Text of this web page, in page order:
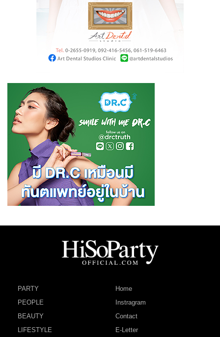
PARTY
PEOPLE
BEAUTY
LIFESTYLE
Home
Instragram
Contact
E-Letter